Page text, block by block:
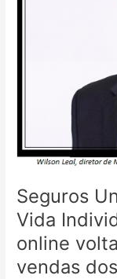
Seguros
Vida
online
vendas
dos